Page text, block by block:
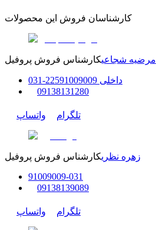
کارشناسان فروش این محصولات
مرضیه شجاعیکارشناس فروش پروفیل
داخلی 22591009009
-
031
09138131280
تلگرام واتساپ
زهره نظریکارشناس فروش پروفیل
91009009-031
09138139089
تلگرام واتساپ